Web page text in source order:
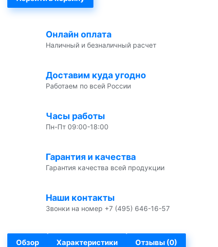
Онлайн оплата
Наличный и безналичный расчет
Доставим куда угодно
Работаем по всей России
Часы работы
Пн-Пт 09:00-18:00
Гарантия и качества
Гарантия качества всей продукции
Наши контакты
Звонки на номер +7 (495) 646-16-57
Обзор Характеристики Отзывы (0)